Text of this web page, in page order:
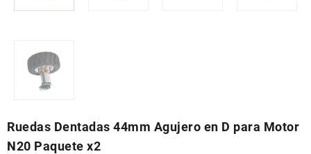
Ruedas Dentadas 44mm Agujero en D para Motor
N20 Paquete x2